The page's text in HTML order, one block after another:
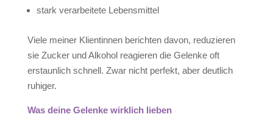
stark verarbeitete Lebensmittel
Viele meiner Klientinnen berichten davon, reduzieren
sie Zucker und Alkohol reagieren die Gelenke oft
erstaunlich schnell. Zwar nicht perfekt, aber deutlich
ruhiger.
Was deine Gelenke wirklich lieben